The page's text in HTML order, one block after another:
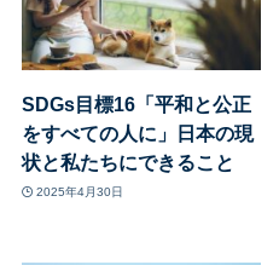
SDGs目標16「平和と公正
をすべての人に」日本の現
状と私たちにできること
2025年4月30日